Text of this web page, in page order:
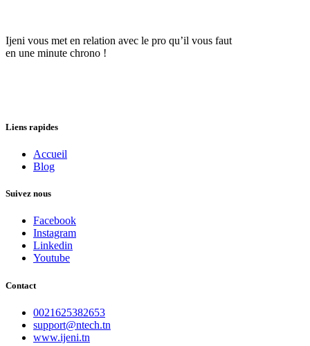
Ijeni vous met en relation avec le pro qu’il vous faut
en une minute chrono !
Liens rapides
Accueil
Blog
Suivez nous
Facebook
Instagram
Linkedin
Youtube
Contact
0021625382653
support@ntech.tn
www.ijeni.tn